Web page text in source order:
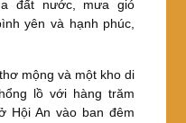
đất nước, mưa gió
yên và hạnh phúc,
mộng và một kho di
lồ với hàng trăm
Hội An vào ban đêm